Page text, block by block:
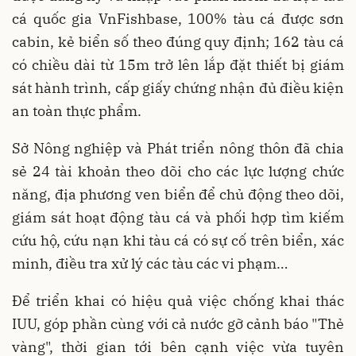
cá quốc gia VnFishbase, 100% tàu cá được sơn
cabin, kẻ biển số theo đúng quy định; 162 tàu cá
có chiều dài từ 15m trở lên lắp đặt thiết bị giám
sát hành trình, cấp giấy chứng nhận đủ điều kiện
an toàn thực phẩm.
Sở Nông nghiệp và Phát triển nông thôn đã chia
sẻ 24 tài khoản theo dõi cho các lực lượng chức
năng, địa phương ven biển để chủ động theo dõi,
giám sát hoạt động tàu cá và phối hợp tìm kiếm
cứu hộ, cứu nạn khi tàu cá có sự cố trên biển, xác
minh, điều tra xử lý các tàu các vi phạm…
Để triển khai có hiệu quả việc chống khai thác
IUU, góp phần cùng với cả nước gỡ cảnh báo "Thẻ
vàng", thời gian tới bên cạnh việc vừa tuyên